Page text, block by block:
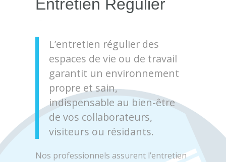
Entretien Régulier
L’entretien régulier des
espaces de vie ou de travail
garantit un environnement
propre et sain,
indispensable au bien-être
de vos collaborateurs,
visiteurs ou résidants.
Nos professionnels assurent l’entretien